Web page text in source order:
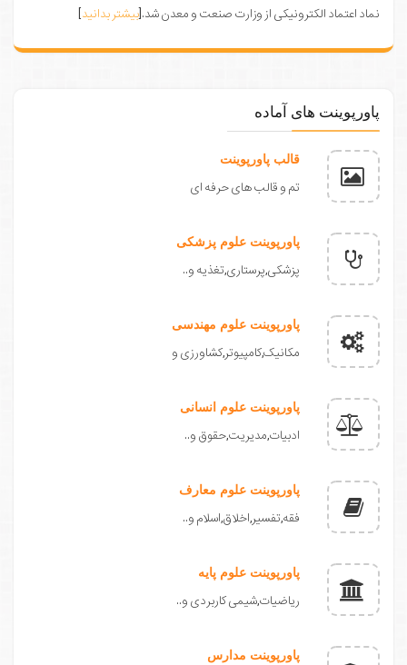
نماد اعتماد الکترونیکی از وزارت صنعت و معدن شد.[بیشتر بدانید]
پاورپوینت های آماده
قالب پاورپوینت
تم و قالب های حرفه ای
پاورپوینت علوم پزشکی
پزشکی,پرستاری,تغذیه و..
پاورپوینت علوم مهندسی
مکانیک,کامپیوتر,کشاورزی و
پاورپوینت علوم انسانی
ادبیات,مدیریت,حقوق و..
پاورپوینت علوم معارف
فقه,تفسیر,اخلاق,اسلام و..
پاورپوینت علوم پایه
ریاضیات,شیمی کاربردی و..
پاورپوینت مدارس